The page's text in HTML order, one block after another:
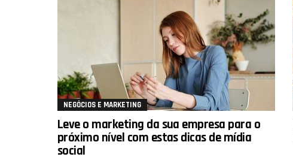
NEGÓCIOS E MARKETING
Leve o marketing da sua empresa para o
próximo nível com estas dicas de mídia
social